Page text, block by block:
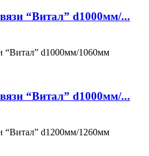
“Витал” d1000мм/...
“Витал” d1000мм/...